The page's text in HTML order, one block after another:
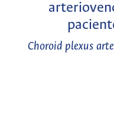
Choroid plexus